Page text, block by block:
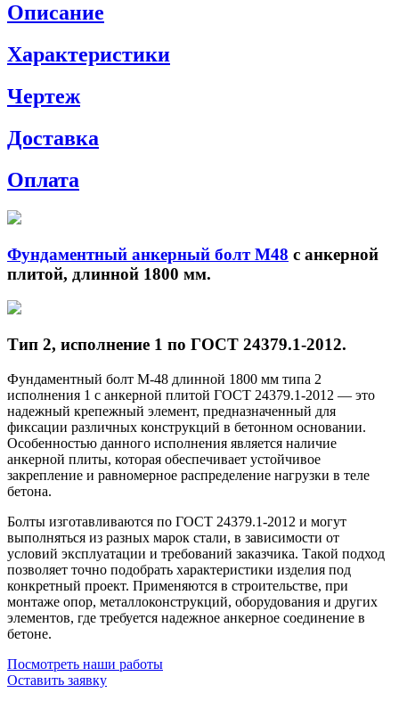
Описание
Характеристики
Чертеж
Доставка
Оплата
Фундаментный анкерный болт М48 с анкерной
плитой, длинной 1800 мм.
Тип 2, исполнение 1 по ГОСТ 24379.1-2012.
Фундаментный болт М-48 длинной 1800 мм типа 2
исполнения 1 с анкерной плитой ГОСТ 24379.1-2012 — это
надежный крепежный элемент, предназначенный для
фиксации различных конструкций в бетонном основании.
Особенностью данного исполнения является наличие
анкерной плиты, которая обеспечивает устойчивое
закрепление и равномерное распределение нагрузки в теле
бетона.
Болты изготавливаются по ГОСТ 24379.1-2012 и могут
выполняться из разных марок стали, в зависимости от
условий эксплуатации и требований заказчика. Такой подход
позволяет точно подобрать характеристики изделия под
конкретный проект. Применяются в строительстве, при
монтаже опор, металлоконструкций, оборудования и других
элементов, где требуется надежное анкерное соединение в
бетоне.
Посмотреть наши работы
Оставить заявку